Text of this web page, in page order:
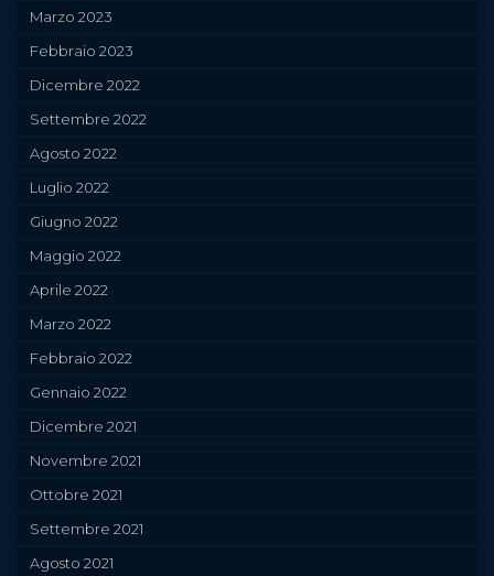
Marzo 2023
Febbraio 2023
Dicembre 2022
Settembre 2022
Agosto 2022
Luglio 2022
Giugno 2022
Maggio 2022
Aprile 2022
Marzo 2022
Febbraio 2022
Gennaio 2022
Dicembre 2021
Novembre 2021
Ottobre 2021
Settembre 2021
Agosto 2021